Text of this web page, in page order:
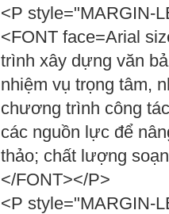
<P style="MARGIN-
<FONT face=Arial
trình xây dựng văn
nhiệm vụ trọng tâm,
chương trình công
các nguồn lực để
thảo; chất lượng
</FONT></P>
<P style="MARGIN-